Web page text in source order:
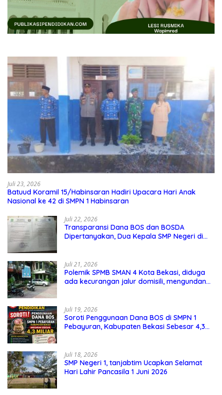
Juli 23, 2026
Batuud Koramil 15/Habinsaran Hadiri Upacara Hari Anak
Nasional ke 42 di SMPN 1 Habinsaran
Juli 22, 2026
Transparansi Dana BOS dan BOSDA
Dipertanyakan, Dua Kepala SMP Negeri di
Juli 21, 2026
Polemik SPMB SMAN 4 Kota Bekasi, diduga
ada kecurangan jalur domisili, mengundang
Juli 19, 2026
Soroti Penggunaan Dana BOS di SMPN 1
Pebayuran, Kabupaten Bekasi Sebesar 4,3
Juli 18, 2026
SMP Negeri 1, tanjabtim Ucapkan Selamat
Hari Lahir Pancasila 1 Juni 2026